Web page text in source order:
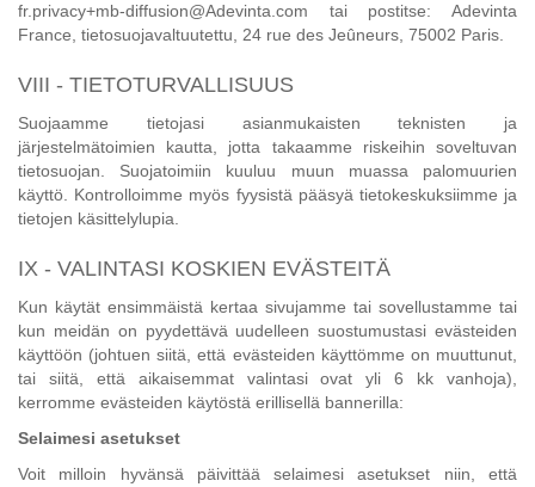
fr.privacy+mb-diffusion@Adevinta.com tai postitse: Adevinta
France, tietosuojavaltuutettu, 24 rue des Jeûneurs, 75002 Paris.
VIII - TIETOTURVALLISUUS
Suojaamme tietojasi asianmukaisten teknisten ja
järjestelmätoimien kautta, jotta takaamme riskeihin soveltuvan
tietosuojan. Suojatoimiin kuuluu muun muassa palomuurien
käyttö. Kontrolloimme myös fyysistä pääsyä tietokeskuksiimme ja
tietojen käsittelylupia.
IX - VALINTASI KOSKIEN EVÄSTEITÄ
Kun käytät ensimmäistä kertaa sivujamme tai sovellustamme tai
kun meidän on pyydettävä uudelleen suostumustasi evästeiden
käyttöön (johtuen siitä, että evästeiden käyttömme on muuttunut,
tai siitä, että aikaisemmat valintasi ovat yli 6 kk vanhoja),
kerromme evästeiden käytöstä erillisellä bannerilla:
Selaimesi asetukset
Voit milloin hyvänsä päivittää selaimesi asetukset niin, että